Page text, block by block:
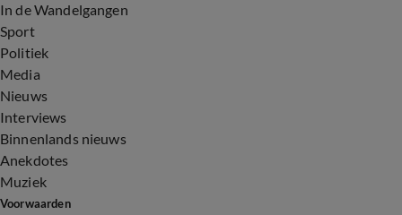
In de Wandelgangen
Sport
Politiek
Media
Nieuws
Interviews
Binnenlands nieuws
Anekdotes
Muziek
Voorwaarden